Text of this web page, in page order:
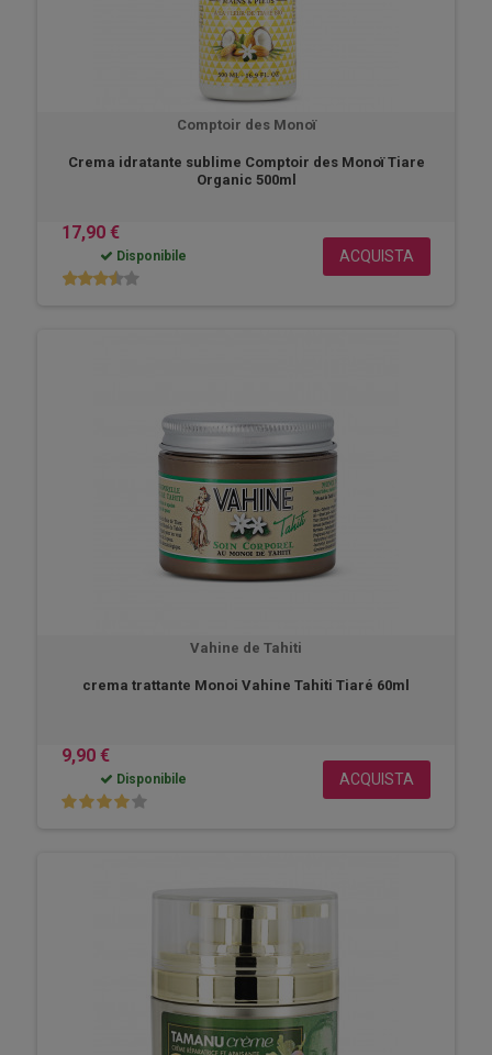
Comptoir des Monoï
Crema idratante sublime Comptoir des Monoï Tiare
Organic 500ml
17,90 €
Disponibile ACQUISTA
Vahine de Tahiti
crema trattante Monoi Vahine Tahiti Tiaré 60ml
9,90 €
Disponibile ACQUISTA